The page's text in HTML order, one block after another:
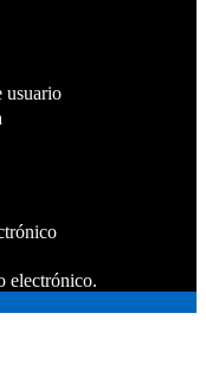
usuario
electrónico.